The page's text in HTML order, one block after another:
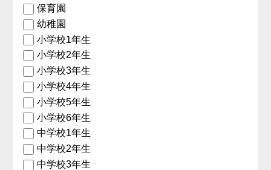
保育園
幼稚園
小学校1年生
小学校2年生
小学校3年生
小学校4年生
小学校5年生
小学校6年生
中学校1年生
中学校2年生
中学校3年生